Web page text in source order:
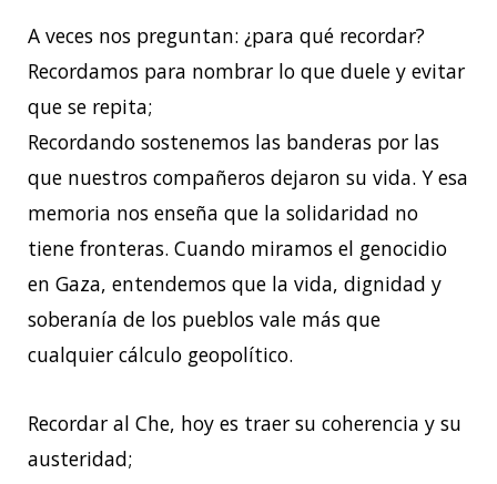
A veces nos preguntan: ¿para qué recordar?
Recordamos para nombrar lo que duele y evitar
que se repita;
Recordando sostenemos las banderas por las
que nuestros compañeros dejaron su vida. Y esa
memoria nos enseña que la solidaridad no
tiene fronteras. Cuando miramos el genocidio
en Gaza, entendemos que la vida, dignidad y
soberanía de los pueblos vale más que
cualquier cálculo geopolítico.
Recordar al Che, hoy es traer su coherencia y su
austeridad;